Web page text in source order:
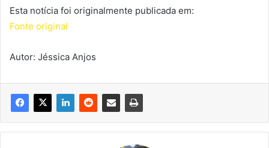
Esta notícia foi originalmente publicada em:
Fonte original
Autor: Jéssica Anjos